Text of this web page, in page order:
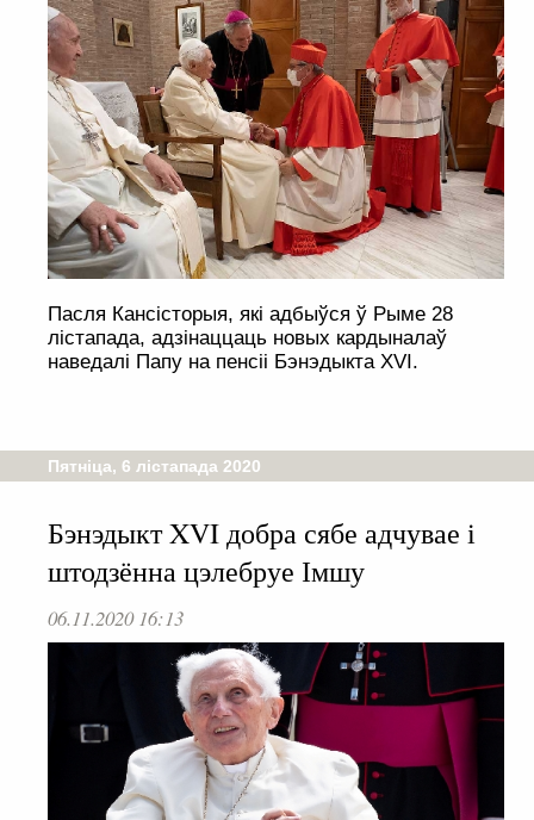
Пасля Кансісторыя, які адбыўся ў Рыме 28
лістапада, адзінаццаць новых кардыналаў
наведалі Папу на пенсіі Бэнэдыкта XVI.
Пятніца, 6 лістапада 2020
Бэнэдыкт XVI добра сябе адчувае і
штодзённа цэлебруе Імшу
06.11.2020 16:13